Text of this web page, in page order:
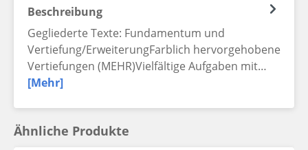
Beschreibung
Gegliederte Texte: Fundamentum und
Vertiefung/ErweiterungFarblich hervorgehobene
Vertiefungen (MEHR)Vielfältige Aufgaben mit…
[Mehr]
Ähnliche Produkte